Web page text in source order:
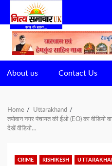
Skip
content
About us Contact Us
Home
Uttarakhand
तपोवान नगर पंचायत की ईओ (EO) का वीडियो
देखें वीडियो…
CRIME RISHIKESH